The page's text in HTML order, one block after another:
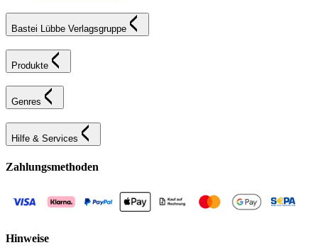
Bastei Lübbe Verlagsgruppe
Produkte
Genres
Hilfe & Services
Zahlungsmethoden
Hinweise